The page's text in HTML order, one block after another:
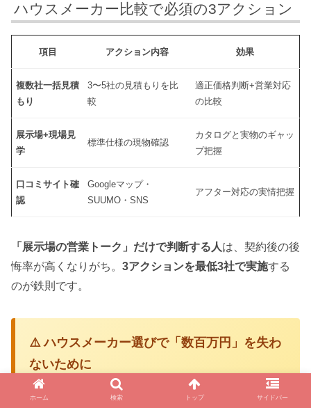
ハウスメーカー比較で必須の3アクション
項目 アクション内容 効果
複数社一括見積
もり
3〜5社の見積もりを比
較
適正価格判断+営業対応
の比較
展示場+現場見
学
標準仕様の現物確認
カタログと実物のギャッ
プ把握
口コミサイト確
認
Googleマップ・
SUUMO・SNS
アフター対応の実情把握
「展示場の営業トーク」だけで判断する人は、契約後の後
悔率が高くなりがち。 3アクションを最低3社で実施する
のが鉄則です。
⚠️ ハウスメーカー選びで「数百万円」を失わ
ないために
注文住宅は 人生最大の買い物
。1社だけで決める
ホーム 検索 トップ サイドバー